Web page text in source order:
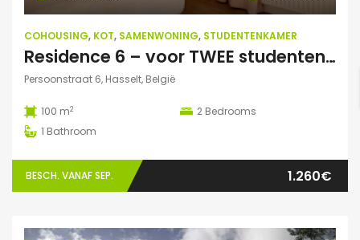
COHOUSING, KOT, SAMENWONING, STUDENTENKAMER
Residence 6 – voor TWEE studenten: Exclusieve studentenduplex
Persoonstraat 6, Hasselt, België
100 m2 2 Bedrooms
1 Bathroom
BESCH. VANAF SEP. 1.260€